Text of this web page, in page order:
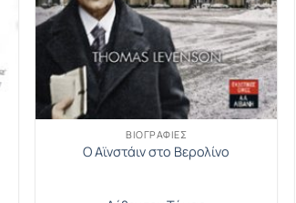
ΒΙΟΓΡΑΦΊΕΣ
Ο Αϊνστάιν στο Βερολίνο